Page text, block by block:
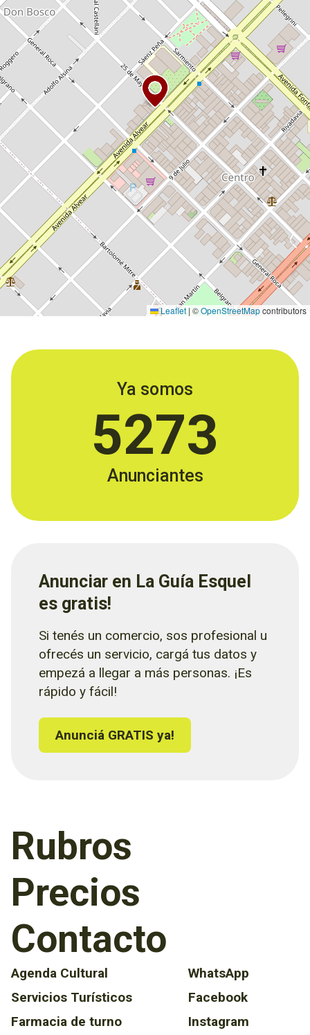
Leaflet | ©OpenStreetMapcontributors
Ya somos
5273
Anunciantes
Anunciar en La Guía Esquel
es gratis!
Si tenés un comercio, sos profesional u
ofrecés un servicio, cargá tus datos y
empezá a llegar a más personas. ¡Es
rápido y fácil!
Anunciá GRATIS ya!
Rubros
Precios
Contacto
Agenda Cultural
Servicios Turísticos
Farmacia de turno
WhatsApp
Facebook
Instagram